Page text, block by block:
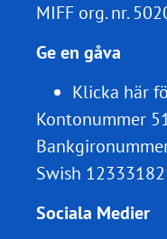
MIFF org. nr.
Ge en gåva
Klicka här
Kontonummer
Swish
Sociala Medier